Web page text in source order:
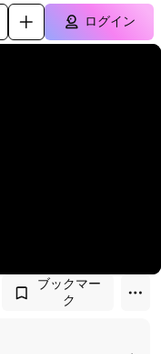
ログイン
ブックマー
ク